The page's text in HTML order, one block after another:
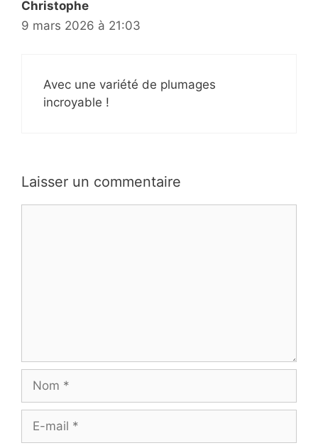
Christophe
9 mars 2026 à 21:03
Avec une variété de plumages
incroyable !
Laisser un commentaire
mail